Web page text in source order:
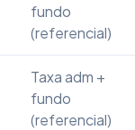
fundo
(referencial)
Taxa adm +
fundo
(referencial)